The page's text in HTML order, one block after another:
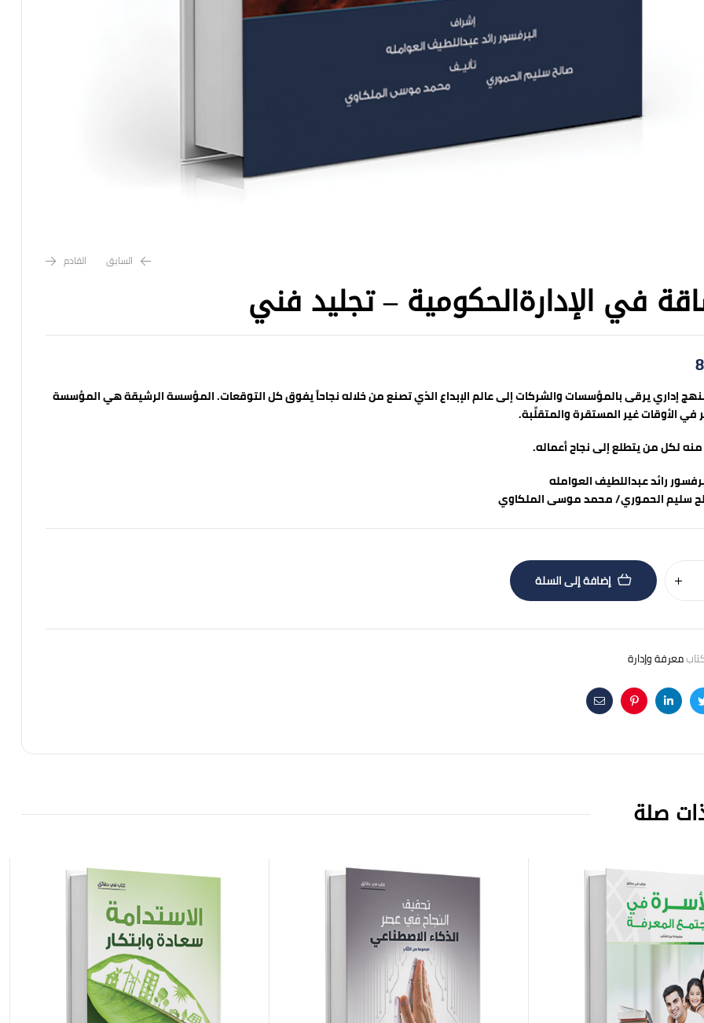
السابق القادم
في الإدارةالحكومية – تجليد فني
إداري يرقى بالمؤسسات والشركات إلى عالم الإبداع الذي تصنع من خلاله نجاحاً يفوق كل التوقعات. المؤسسة الرشيقة هي المؤسسة
في الأوقات غير المستقرة والمتقلِّبة.
منه لكل من يتطلع إلى نجاح أعماله.
رائد عبداللطيف العوامله
سليم الحموري/ محمد موسى الملكاوي
إضافة إلى السلة
معرفة وإدارة
Twitter
Linkedin
Pinterest
Email
صلة